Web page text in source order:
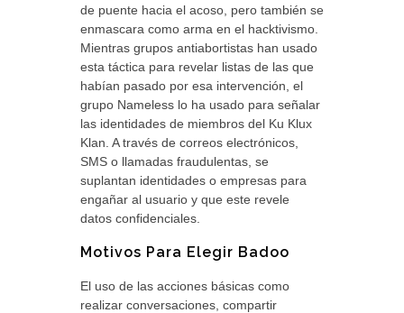
de puente hacia el acoso, pero también se
enmascara como arma en el hacktivismo.
Mientras grupos antiabortistas han usado
esta táctica para revelar listas de las que
habían pasado por esa intervención, el
grupo Nameless lo ha usado para señalar
las identidades de miembros del Ku Klux
Klan. A través de correos electrónicos,
SMS o llamadas fraudulentas, se
suplantan identidades o empresas para
engañar al usuario y que este revele
datos confidenciales.
Motivos Para Elegir Badoo
El uso de las acciones básicas como
realizar conversaciones, compartir